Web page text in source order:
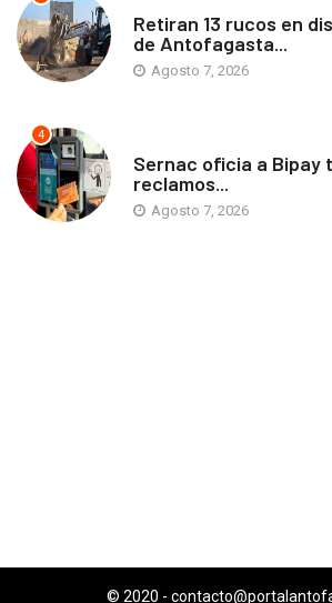
Retiran 13 rucos en
de Antofagasta...
Agosto 7, 2026
4
Sernac oficia a Bipay
reclamos...
Agosto 7, 2026
© 2020 -